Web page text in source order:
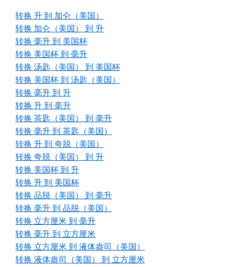
转换 升 到 加仑（美国）
转换 加仑（美国） 到 升
转换 毫升 到 美国杯
转换 美国杯 到 毫升
转换 汤匙（美国） 到 美国杯
转换 美国杯 到 汤匙（美国）
转换 毫升 到 升
转换 升 到 毫升
转换 茶匙（美国） 到 毫升
转换 毫升 到 茶匙（美国）
转换 升 到 夸脱（美国）
转换 夸脱（美国） 到 升
转换 美国杯 到 升
转换 升 到 美国杯
转换 品脱（美国） 到 毫升
转换 毫升 到 品脱（美国）
转换 立方厘米 到 毫升
转换 毫升 到 立方厘米
转换 立方厘米 到 液体盎司（美国）
转换 液体盎司（美国） 到 立方厘米